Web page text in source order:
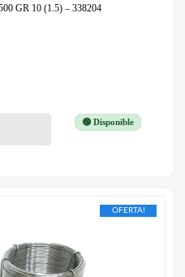
GR 10 (1.5) – 338204
🟢 Disponible
OFERTA!